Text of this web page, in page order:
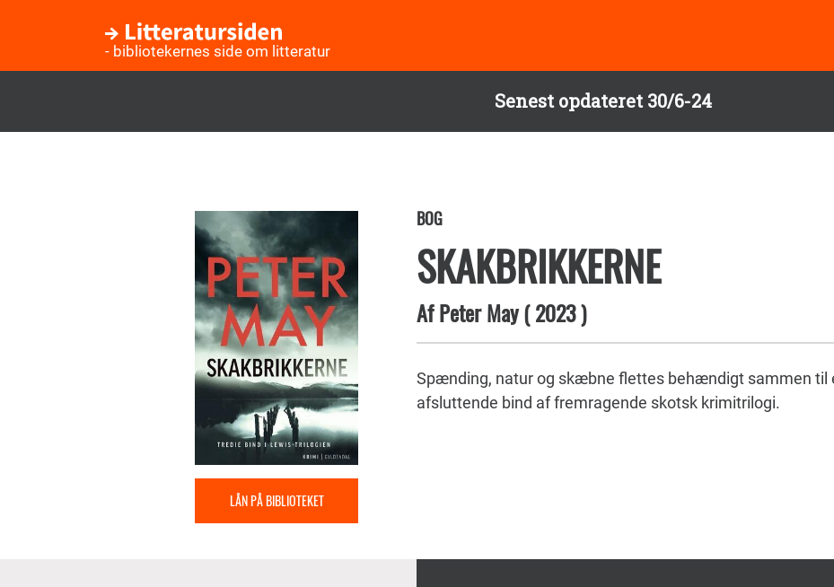
Senest opdateret 30/6-24
- bibliotekernes side om litteratur
LÅN PÅ BIBLIOTEKET
BOG
SKAKBRIKKERNE
AfPeter May(2023)
Spænding, natur og skæbne flettes behændigt sammen til
afsluttende bind af fremragende skotsk krimitrilogi.